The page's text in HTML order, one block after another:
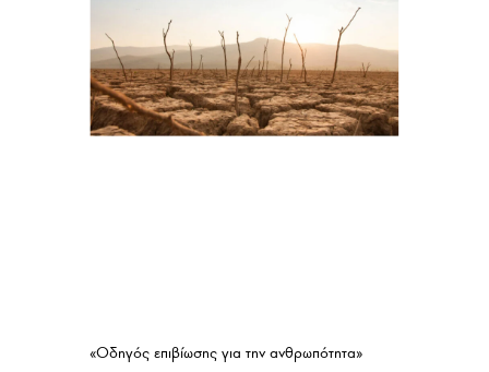
«Οδηγός επιβίωσης για την ανθρωπότητα»